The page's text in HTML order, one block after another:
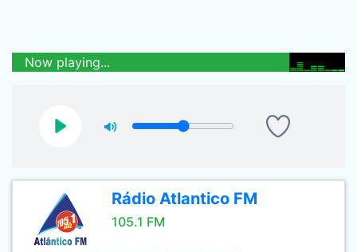
Now playing...
Rádio Atlantico FM
105.1 FM